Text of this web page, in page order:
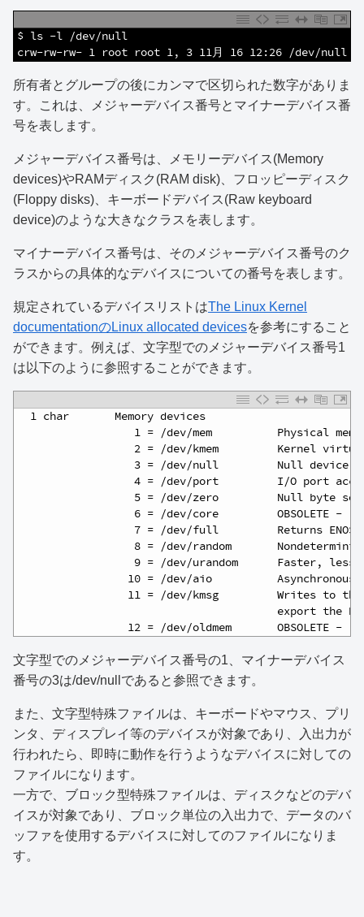
$ ls -l /dev/null
crw-rw-rw- 1 root root 1, 3 11月 16 12:26 /dev/null
所有者とグループの後にカンマで区切られた数字がありま
す。これは、メジャーデバイス番号とマイナーデバイス番
号を表します。
メジャーデバイス番号は、メモリーデバイス(Memory
devices)やRAMディスク(RAM disk)、フロッピーディスク
(Floppy disks)、キーボードデバイス(Raw keyboard
device)のような大きなクラスを表します。
マイナーデバイス番号は、そのメジャーデバイス番号のク
ラスからの具体的なデバイスについての番号を表します。
規定されているデバイスリストはThe Linux Kernel
documentationのLinux allocated devicesを参考にすること
ができます。例えば、文字型でのメジャーデバイス番号1
は以下のように参照することができます。
1 char       Memory devices
1 = /dev/mem          Physical
2 = /dev/kmem         Kernel virtual
3 = /dev/null         Null device
4 = /dev/port         I/O port
5 = /dev/zero         Null byte
6 = /dev/core         OBSOLETE -
7 = /dev/full         Returns ENOSPC
8 = /dev/random       Nondeterministic
9 = /dev/urandom      Faster, less
10 = /dev/aio          Asynchronous I/
11 = /dev/kmsg         Writes to this
export the buffered
12 = /dev/oldmem       OBSOLETE -
文字型でのメジャーデバイス番号の1、マイナーデバイス
番号の3は/dev/nullであると参照できます。
また、文字型特殊ファイルは、キーボードやマウス、プリ
ンタ、ディスプレイ等のデバイスが対象であり、入出力が
行われたら、即時に動作を行うようなデバイスに対しての
ファイルになります。
一方で、ブロック型特殊ファイルは、ディスクなどのデバ
イスが対象であり、ブロック単位の入出力で、データのバ
ッファを使用するデバイスに対してのファイルになりま
す。